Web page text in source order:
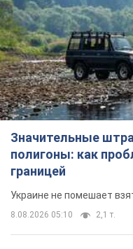
Значительные
полигоны: как
границей
Украине не помешает
8.08.2026 05:10 2,1 т.